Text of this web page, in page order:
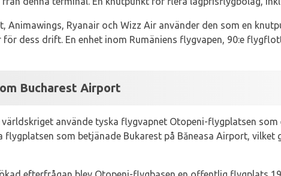
Animawings, Ryanair och Wizz Air använder den som en
för dess drift. En enhet inom Rumäniens flygvapen, 90:e
Bucharest Airport
använde tyska flygvapnet Otopeni-flygplatsen
flygplatsen som betjänade Bukarest på Băneasa Airport,